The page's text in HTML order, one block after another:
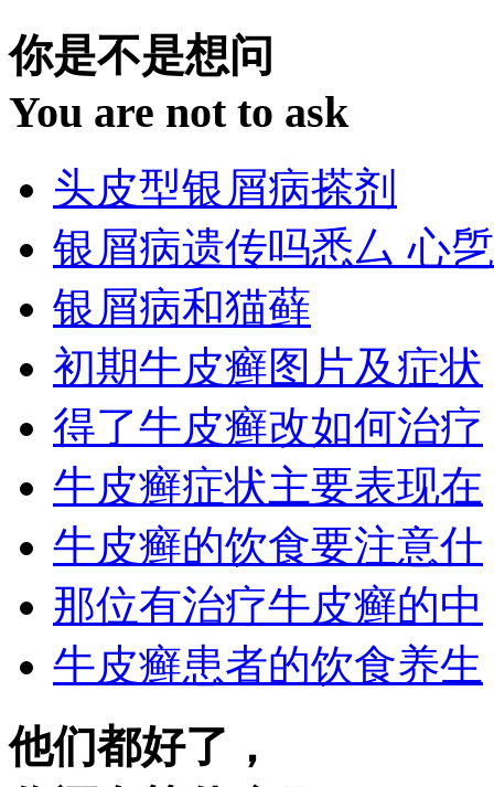
你是不是想问
You are not to ask
头皮型银屑病搽剂
银屑病遗传吗悉厶 心乺
银屑病和猫藓
初期牛皮癣图片及症状
得了牛皮癣改如何治疗
牛皮癣症状主要表现在
牛皮癣的饮食要注意什
那位有治疗牛皮癣的中
牛皮癣患者的饮食养生
他们都好了，